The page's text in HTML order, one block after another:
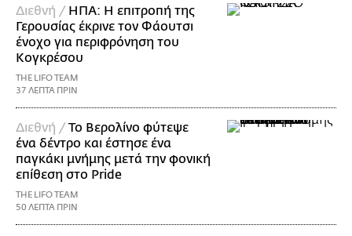
Διεθνή / ΗΠΑ: Η επιτροπή της
Γερουσίας έκρινε τον Φάουτσι
ένοχο για περιφρόνηση του
Κογκρέσου
THE LIFO TEAM
37 ΛΕΠΤΑ ΠΡΙΝ
Διεθνή /Το Βερολίνο φύτεψε
ένα δέντρο και έστησε ένα
παγκάκι μνήμης μετά την φονική
επίθεση στο Pride
THE LIFO TEAM
50 ΛΕΠΤΑ ΠΡΙΝ